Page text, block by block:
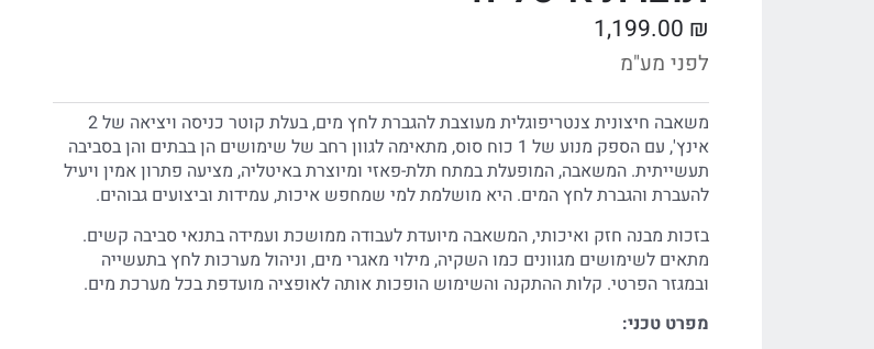
1,199.00 ₪
לפני מע"מ
משאבה חיצונית צנטריפוגלית מעוצבת להגברת לחץ מים, בעלת קוטר כניסה ויציאה של 2
אינץ', עם הספק מנוע של 1 כוח סוס, מתאימה לגוון רחב של שימושים הן בבתים והן בסביבה
תעשייתית. המשאבה, המופעלת במתח תלת-פאזי ומיוצרת באיטליה, מציעה פתרון אמין ויעיל
להעברת והגברת לחץ המים. היא מושלמת למי שמחפש איכות, עמידות וביצועים גבוהים.
בזכות מבנה חזק ואיכותי, המשאבה מיועדת לעבודה ממושכת ועמידה בתנאי סביבה קשים.
מתאים לשימושים מגוונים כמו השקיה, מילוי מאגרי מים, וניהול מערכות לחץ בתעשייה
ובמגזר הפרטי. קלות ההתקנה והשימוש הופכות אותה לאופציה מועדפת בכל מערכת מים.
מפרט טכני: